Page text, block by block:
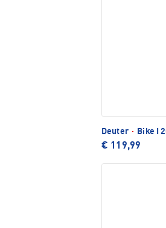
Deuter · Bike I
€ 119,99